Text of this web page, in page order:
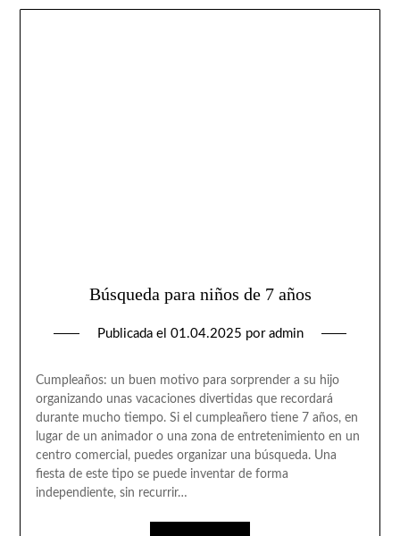
Búsqueda para niños de 7 años
Publicada el 01.04.2025 por admin
Cumpleaños: un buen motivo para sorprender a su hijo
organizando unas vacaciones divertidas que recordará
durante mucho tiempo. Si el cumpleañero tiene 7 años, en
lugar de un animador o una zona de entretenimiento en un
centro comercial, puedes organizar una búsqueda. Una
fiesta de este tipo se puede inventar de forma
independiente, sin recurrir…